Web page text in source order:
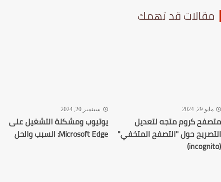
قد تهمك
29, 2024
كروم متجه لتعديل
حول "التصفح المتخفي"
سبتمبر 20, 2024
يوتيوب ومشكلة التشغيل على
Microsoft Edge: السبب والحل